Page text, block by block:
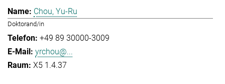
Chou, Yu-Ru
Doktorand/in
+49 89 30000-3009
yrchou@...
X5 1.4.37